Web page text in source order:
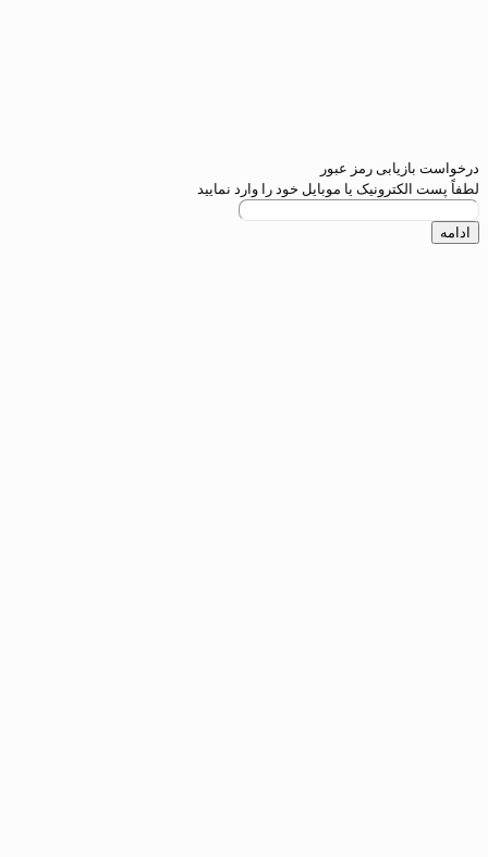
رمز عبور
یا موبایل خود را وارد نمایید